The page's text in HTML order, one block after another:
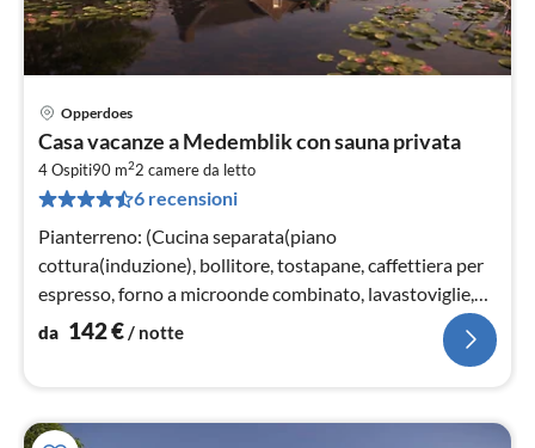
Opperdoes
Casa vacanze a Medemblik con sauna privata
4 Ospiti90 m22 camere da letto
6 recensioni
Pianterreno: (Cucina separata(piano
cottura(induzione), bollitore, tostapane, caffettiera per
espresso, forno a microonde combinato, lavastoviglie,
frigo con congelatore, Frullator...
da 142€/ notte